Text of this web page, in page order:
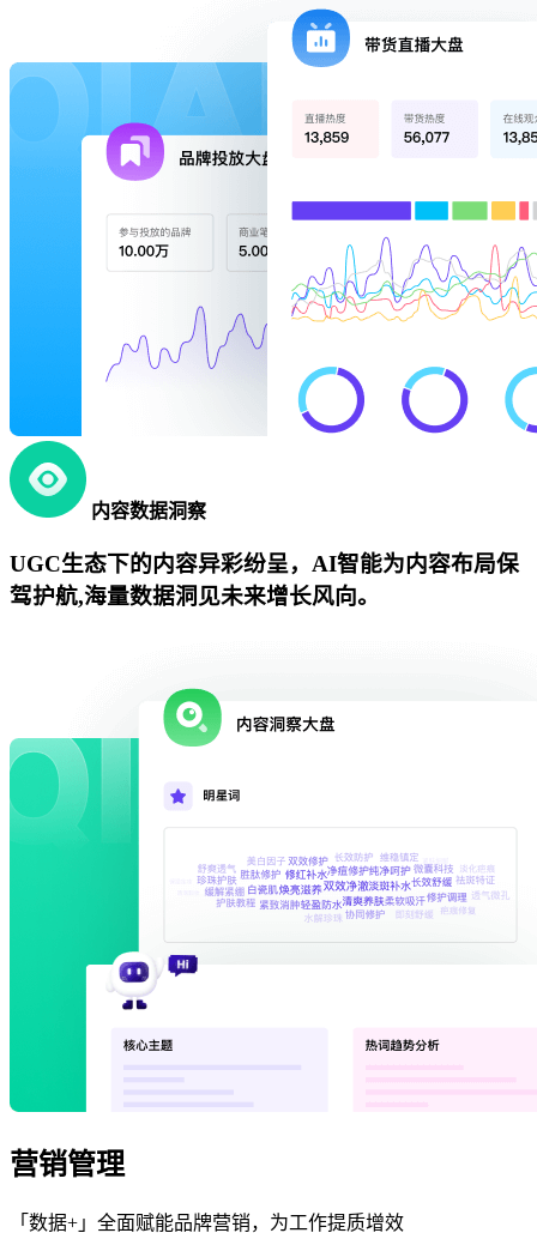
内容数据洞察
UGC生态下的内容异彩纷呈，AI智能为内容布局保
驾护航,海量数据洞见未来增长风向。
营销管理
「数据+」全面赋能品牌营销，为工作提质增效